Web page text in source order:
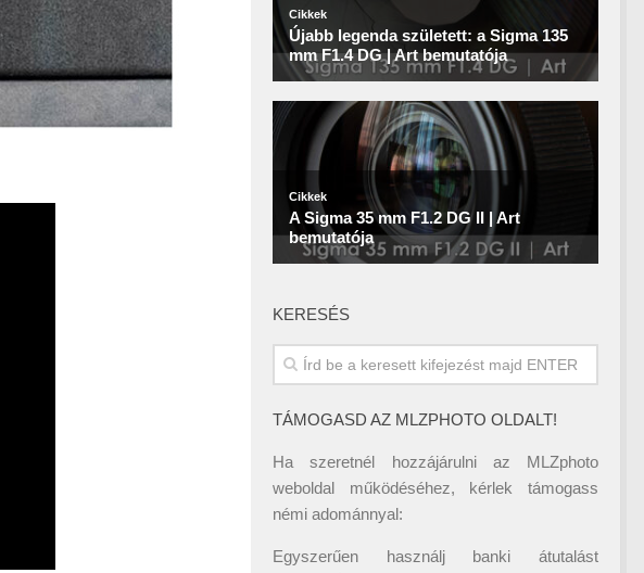
KERESÉS
TÁMOGASD AZ MLZPHOTO OLDALT!
Ha szeretnél hozzájárulni az MLZphoto
weboldal működéséhez, kérlek támogass
némi adománnyal:
Egyszerűen használj banki átutalást